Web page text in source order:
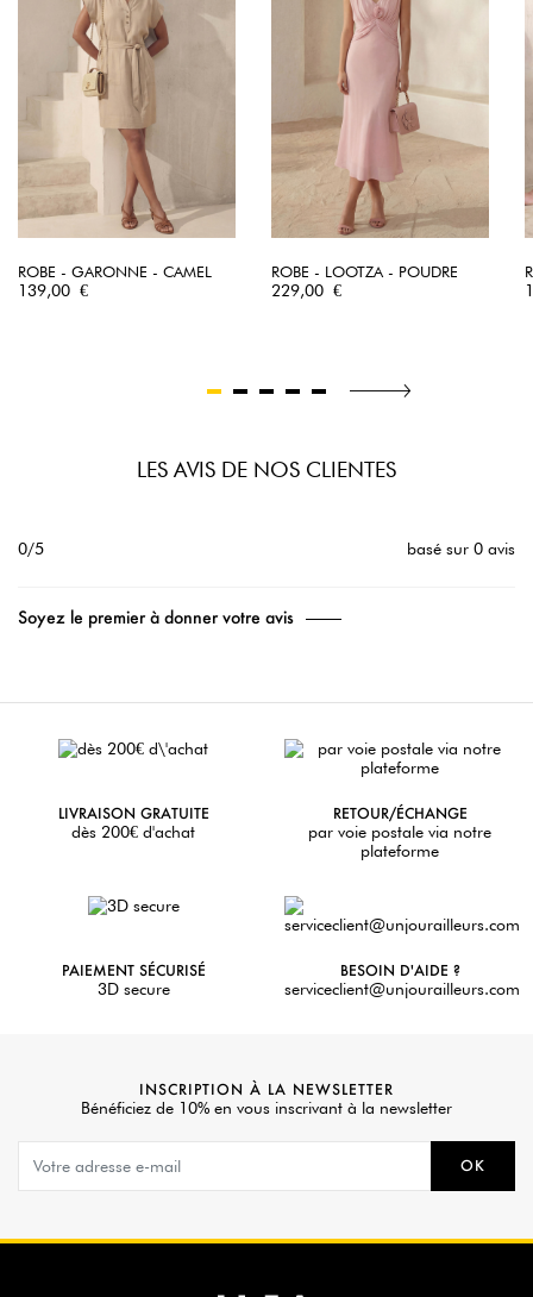
ROBE - GARONNE - CAMEL
Prix
139,00 €
ROBE - LOOTZA - POUDRE
Prix
229,00 €
LES AVIS DE NOS CLIENTES
0/5 basé sur 0 avis
Soyez le premier à donner votre avis
LIVRAISON GRATUITE
dès 200€ d'achat
RETOUR/ÉCHANGE
par voie postale via notre
plateforme
PAIEMENT SÉCURISÉ
3D secure
BESOIN D'AIDE ?
serviceclient@unjourailleurs.com
INSCRIPTION À LA NEWSLETTER
Bénéficiez de 10% en vous inscrivant à la newsletter
OK